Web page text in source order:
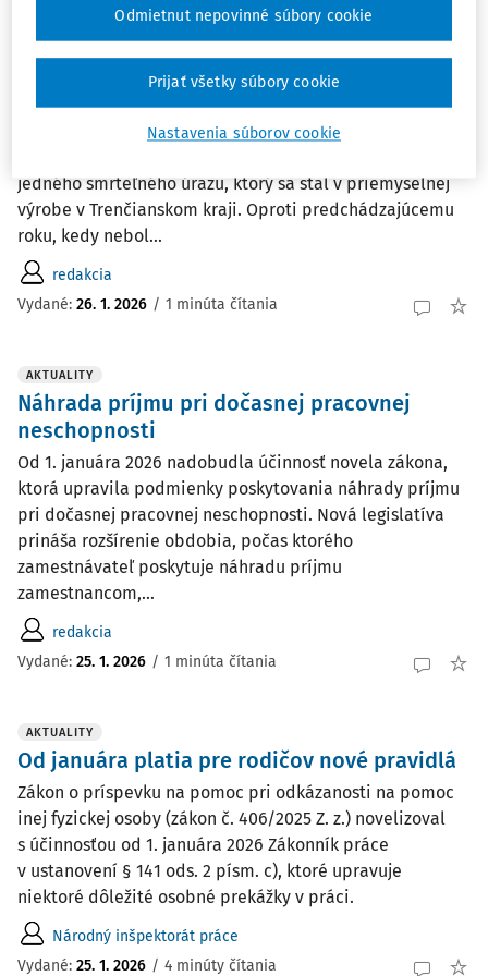
AKTUALITY
Nárast pracovných úrazov v priemyselnej
V mesiaci november 2025 zaznamenalo Slovensko
jedného smrteľného úrazu, ktorý sa stal v priemyselnej
výrobe v Trenčianskom kraji. Oproti predchádzajúcemu
roku, kedy nebol...
redakcia
Vydané: 26. 1. 2026 / 1 minúta čítania
AKTUALITY
Náhrada príjmu pri dočasnej pracovnej
neschopnosti
Od 1. januára 2026 nadobudla účinnosť novela zákona,
ktorá upravila podmienky poskytovania náhrady príjmu
pri dočasnej pracovnej neschopnosti. Nová legislatíva
prináša rozšírenie obdobia, počas ktorého
zamestnávateľ poskytuje náhradu príjmu
zamestnancom,...
redakcia
Vydané: 25. 1. 2026 / 1 minúta čítania
AKTUALITY
Od januára platia pre rodičov nové pravidlá
Zákon o príspevku na pomoc pri odkázanosti na pomoc
inej fyzickej osoby (zákon č. 406/2025 Z. z.) novelizoval
s účinnosťou od 1. januára 2026 Zákonník práce
v ustanovení § 141 ods. 2 písm. c), ktoré upravuje
niektoré dôležité osobné prekážky v práci.
Národný inšpektorát práce
Vydané: 25. 1. 2026 / 4 minúty čítania
Nastavenia súborov cookie
Odmietnut nepovinné súbory cookie
Prijať všetky súbory cookie